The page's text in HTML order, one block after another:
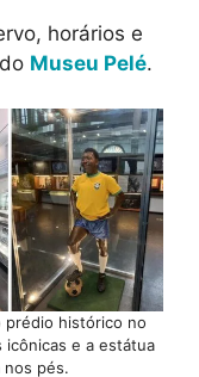
horários e
Museu Pelé.
prédio histórico no
icônicas e a estátua
nos pés.